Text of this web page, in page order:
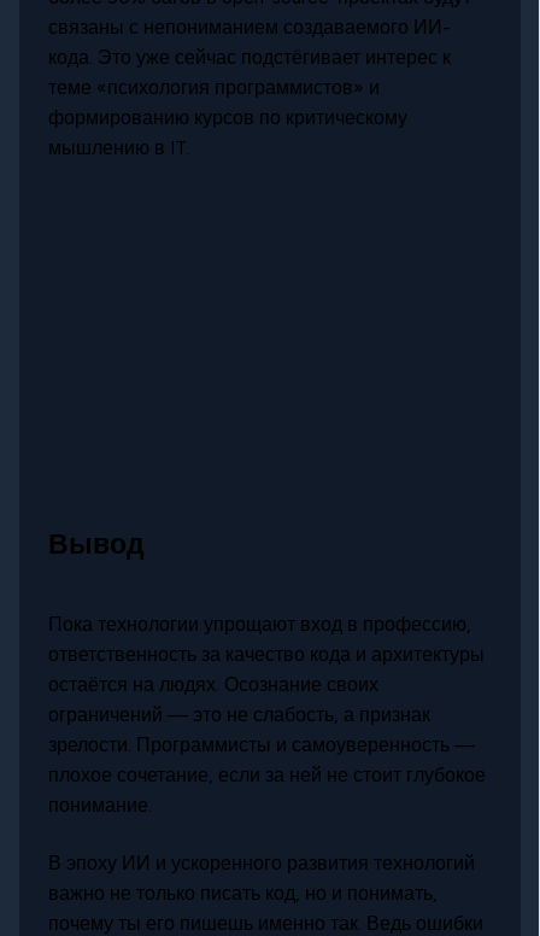
связаны с непониманием создаваемого ИИ-
кода. Это уже сейчас подстёгивает интерес к
теме «психология программистов» и
формированию курсов по критическому
мышлению в IT.
Вывод
Пока технологии упрощают вход в профессию,
ответственность за качество кода и архитектуры
остаётся на людях. Осознание своих
ограничений — это не слабость, а признак
зрелости. Программисты и самоуверенность —
плохое сочетание, если за ней не стоит глубокое
понимание.
В эпоху ИИ и ускоренного развития технологий
важно не только писать код, но и понимать,
почему ты его пишешь именно так. Ведь ошибки